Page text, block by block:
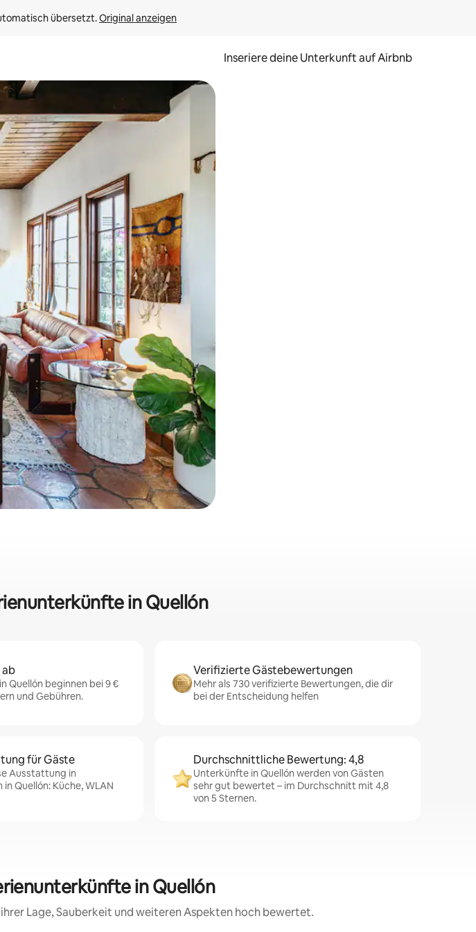
übersetzt. Original anzeigen
Inseriere deine Unterkunft auf Airbnb
erkunde die Ergebnisse durch Berühren oder Wischgesten.
in Quellón
ab
Quellón beginnen bei 9 €
und Gebühren.
Verifizierte Gästebewertungen
Mehr als 730 verifizierte Bewertungen, die dir
bei der Entscheidung helfen
für Gäste
Ausstattung in
Quellón: Küche, WLAN
Durchschnittliche Bewertung: 4,8
Unterkünfte in Quellón werden von Gästen
sehr gut bewertet – im Durchschnitt mit 4,8
von 5 Sternen.
in Quellón
Lage, Sauberkeit und weiteren Aspekten hoch bewertet.